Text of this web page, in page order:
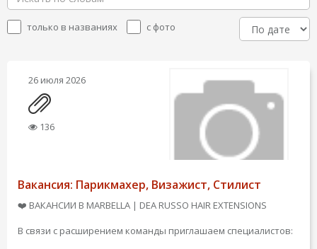
только в названиях с фото
26 июля 2026
136
Вакансия: Парикмахер, Визажист, Стилист
❤️ ВАКАНСИИ В MARBELLA | DEA RUSSO HAIR EXTENSIONS
В связи с расширением команды приглашаем специалистов: